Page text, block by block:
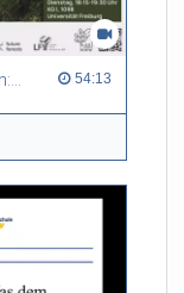
Between tradition and transformation: how owners, advisers and institutions co-create knowledge for resilient forests in Europe 54:13